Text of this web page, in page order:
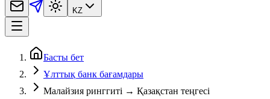
KZ
Басты бет
Ұлттық банк бағамдары
Малайзия ринггиті → Қазақстан теңгесі